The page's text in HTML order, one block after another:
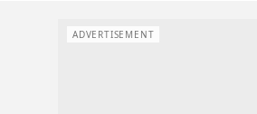
ADVERTISEMENT